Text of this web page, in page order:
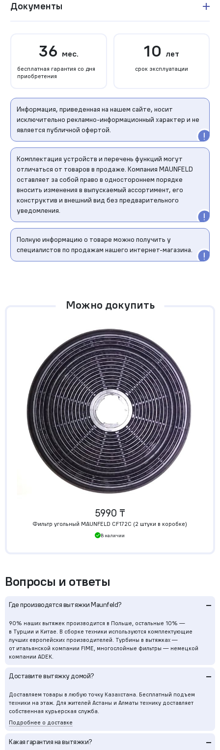
Документы
36 мес.
бесплатная гарантия со дня
приобретения
10 лет
срок эксплуатации
Информация, приведенная на нашем сайте, носит
исключительно рекламно-информационный характер и не
является публичной офертой.
Комплектация устройств и перечень функций могут
отличаться от товаров в продаже. Компания MAUNFELD
оставляет за собой право в одностороннем порядке
вносить изменения в выпускаемый ассортимент, его
конструктив и внешний вид без предварительного
уведомления.
Полную информацию о товаре можно получить у
специалистов по продажам нашего интернет-магазина.
Вопросы и ответы
Где производятся вытяжки Maunfeld? –
90% наших вытяжек производится в Польше, остальные 10% —
в Турции и Китае. В сборке техники используются комплектующие
лучших европейских производителей. Турбины в вытяжках —
от итальянской компании FIME, многослойные фильтры — немецкой
компании ADEK.
Доставите вытяжку домой? –
Доставляем товары в любую точку Казахстана. Бесплатный подъем
техники на этаж. Для жителей Астаны и Алматы технику доставляет
собственная курьерская служба.
Подробнее о доставке
Какая гарантия на вытяжки? –
Можно докупить
5990 ₸
Фильтр угольный MAUNFELD CF172C (2 штуки в коробке)
В наличии